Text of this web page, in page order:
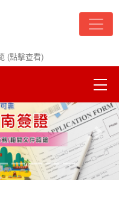
(點擊查看)
往後